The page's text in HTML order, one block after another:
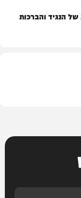
הנגיד והברכות